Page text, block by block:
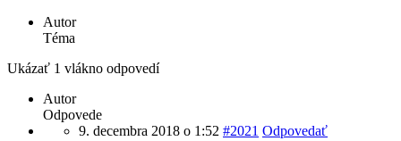
Autor
Téma
Ukázať 1 vlákno odpovedí
Autor
Odpovede
9. decembra 2018 o 1:52 #2021 Odpovedať